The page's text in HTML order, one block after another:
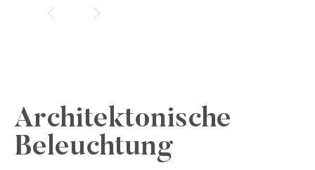
Architektonische
Beleuchtung